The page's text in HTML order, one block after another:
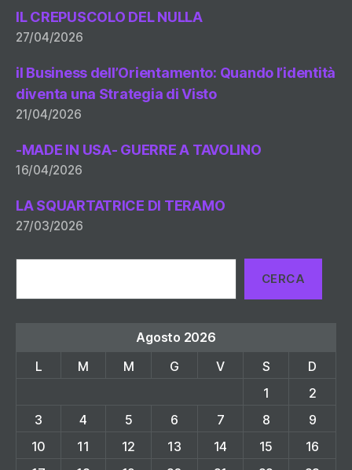
IL CREPUSCOLO DEL NULLA
27/04/2026
il Business dell’Orientamento: Quando l’identità
diventa una Strategia di Visto
21/04/2026
-MADE IN USA- GUERRE A TAVOLINO
16/04/2026
LA SQUARTATRICE DI TERAMO
27/03/2026
CERCA
Agosto 2026
L
M M G V S
D
1
2
3
4 5 6 7 8
9
10
11 12 13 14 15
16